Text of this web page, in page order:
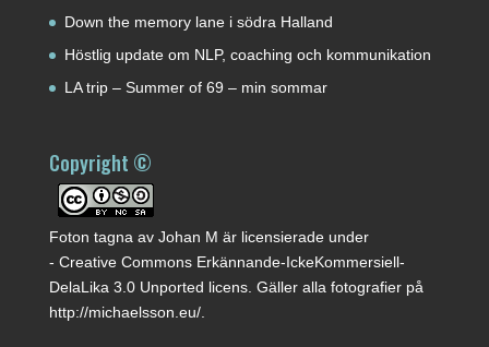
Down the memory lane i södra Halland
Höstlig update om NLP, coaching och kommunikation
LA trip – Summer of 69 – min sommar
Copyright ©
Foton tagna av Johan M är licensierade under
- Creative Commons Erkännande-IckeKommersiell-
DelaLika 3.0 Unported licens. Gäller alla fotografier på
http://michaelsson.eu/.